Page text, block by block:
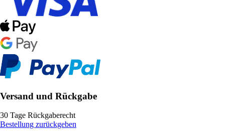
Versand und Rückgabe
30 Tage Rückgaberecht
Bestellung zurückgeben